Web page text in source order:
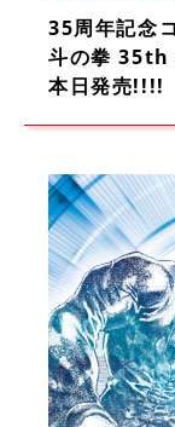
35周年記念
斗の拳
本日発売!!!!